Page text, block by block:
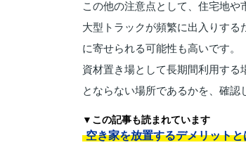
この他の注意点として、住宅地や
大型トラックが頻繁に出入りす
に寄せられる可能性も高いです。
資材置き場として長期間利用する
とならない場所であるかを、確認
▼この記事も読まれています
空き家を放置するデメリット